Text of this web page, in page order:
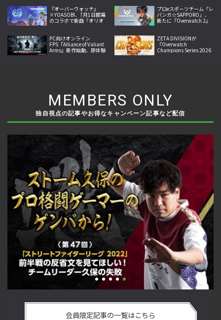
『オーバーウォッチ』
×YOASOBI、7月1日開幕
のコラボで新曲「オリオ
プロeスポーツチーム「レ
バンガ☆SAPPORO」、
新たに『Overwatch 2』
PC向けオンライン
FPS『Alliance of Valiant
Arms』新作始動、原体験
ZETA DIVISIONが
『Overwatch
Champions Series 2026
MEMBERS ONLY
独自視点の記事やお得なキャンペーン記事など配信
ほしい！ チームリーダー久保の失敗【ストーム久保のプロ格
会員限定記事の一覧はこちら